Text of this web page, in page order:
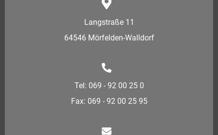
Langstraße 11
64546 Mörfelden-Walldorf
Tel: 069 - 92 00 25 0
Fax: 069 - 92 00 25 95